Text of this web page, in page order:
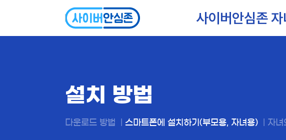
사이버안심존자
설치 방법
다운로드 방법 스마트폰에 설치하기(부모용, 자녀용) 자녀